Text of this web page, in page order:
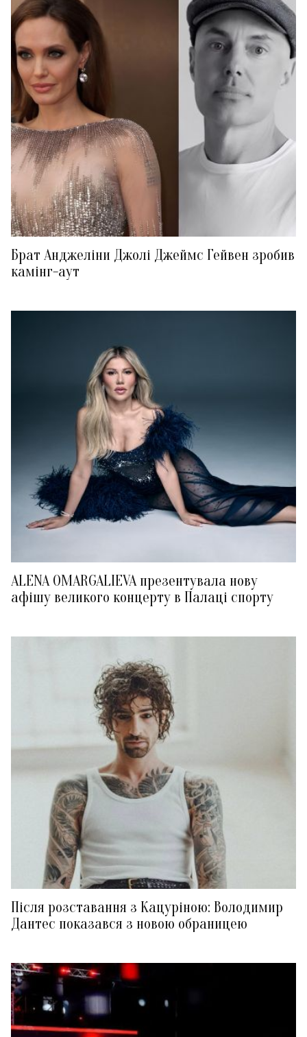
Брат Анджеліни Джолі Джеймс Гейвен зробив
камінг-аут
ALENA OMARGALIEVA презентувала нову
афішу великого концерту в Палаці спорту
Після розставання з Кацуріною: Володимир
Дантес показався з новою обраницею